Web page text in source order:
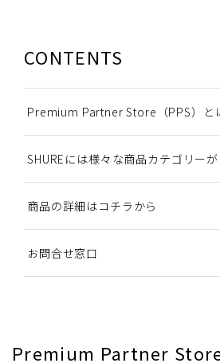
CONTENTS
Premium Partner Store（PPS）と
SHUREには様々な商品カテゴリー
商品の詳細はコチラから
お問合せ窓口
Premium Partner